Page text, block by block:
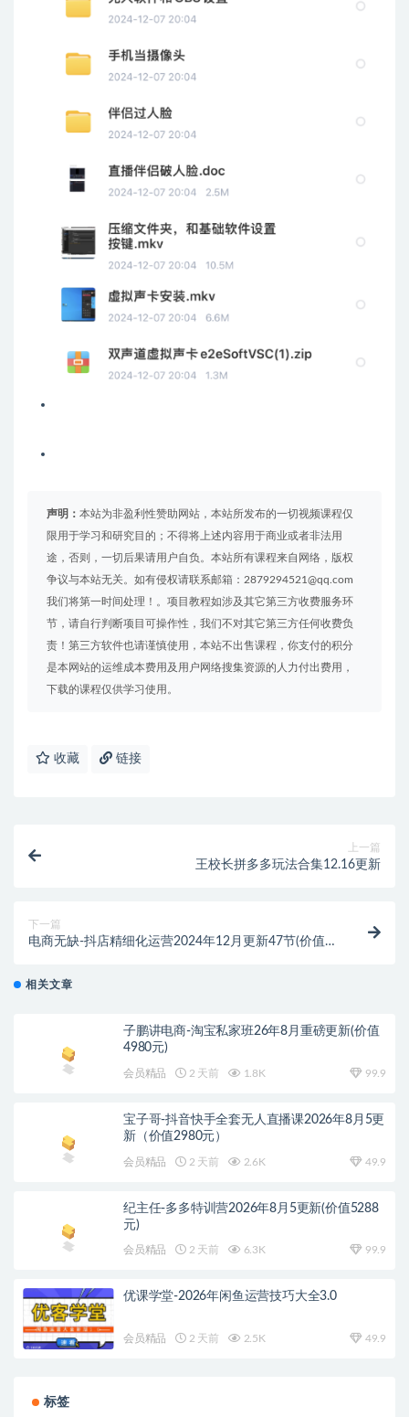
声明： 本站为非盈利性赞助网站，本站所发布的一切视频课程仅
限用于学习和研究目的；不得将上述内容用于商业或者非法用
途，否则，一切后果请用户自负。本站所有课程来自网络，版权
争议与本站无关。如有侵权请联系邮箱：2879294521@qq.com
我们将第一时间处理！。项目教程如涉及其它第三方收费服务环
节，请自行判断项目可操作性，我们不对其它第三方任何收费负
责！第三方软件也请谨慎使用，本站不出售课程，你支付的积分
是本网站的运维成本费用及用户网络搜集资源的人力付出费用，
下载的课程仅供学习使用。
收藏 链接
上一篇
王校长拼多多玩法合集12.16更新
下一篇
电商无缺-抖店精细化运营2024年12月更新47节(价值
相关文章
子鹏讲电商-淘宝私家班26年8月重磅更新(价值
4980元)
会员精品 2 天前 1.8K 99.9
宝子哥-抖音快手全套无人直播课2026年8月5更
新（价值2980元）
会员精品 2 天前 2.6K 49.9
纪主任-多多特训营2026年8月5更新(价值5288
元)
会员精品 2 天前 6.3K 99.9
优课学堂-2026年闲鱼运营技巧大全3.0
会员精品 2 天前 2.5K 49.9
标签